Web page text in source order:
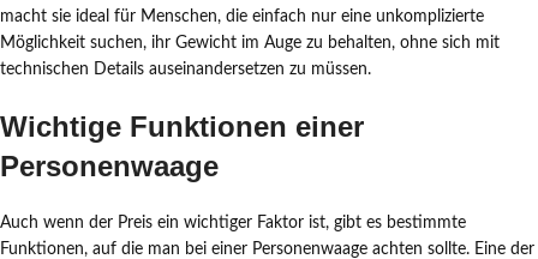
macht sie ideal für Menschen, die einfach nur eine unkomplizierte
Möglichkeit suchen, ihr Gewicht im Auge zu behalten, ohne sich mit
technischen Details auseinandersetzen zu müssen.
Wichtige Funktionen einer
Personenwaage
Auch wenn der Preis ein wichtiger Faktor ist, gibt es bestimmte
Funktionen, auf die man bei einer Personenwaage achten sollte. Eine der